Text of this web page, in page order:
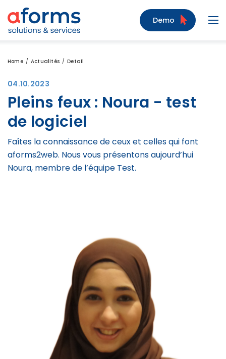
Zum Inhalt
Zum Menü
Zur Suche
Demo
Home Actualités Detail
04.10.2023
Pleins feux : Noura - test
de logiciel
Faîtes la connaissance de ceux et celles qui font
aforms2web. Nous vous présentons aujourd’hui
Noura, membre de l’équipe Test.